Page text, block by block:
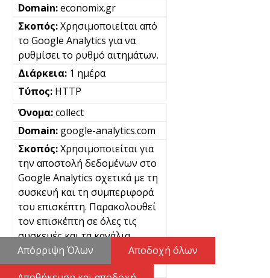
economix.gr
Χρησιμοποιείται από
το Google Analytics για να
ρυθμίσει το ρυθμό αιτημάτων.
1 ημέρα
HTTP
collect
google-analytics.com
Χρησιμοποιείται για
την αποστολή δεδομένων στο
Google Analytics σχετικά με τη
συσκευή και τη συμπεριφορά
του επισκέπτη. Παρακολουθεί
τον επισκέπτη σε όλες τις
συσκευές και τα κανάλια
μάρκετινγκ.
Μόνιμα
Απόρριψη Όλων Αποδοχή όλων